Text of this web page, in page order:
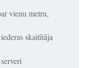
vienu metru,
skaitītāja